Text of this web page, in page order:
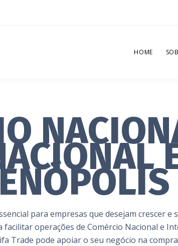
HOME
para empresas que desejam crescer e
operações de Comércio Nacional e
Trade pode apoiar o seu negócio na